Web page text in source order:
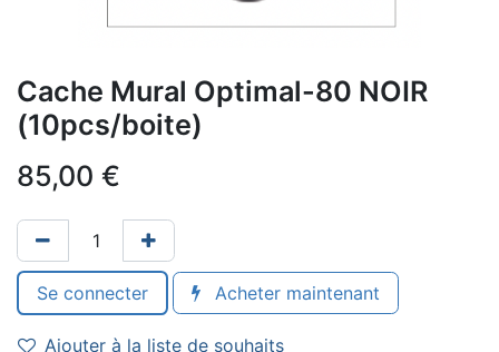
Cache Mural Optimal-80 NOIR
(10pcs/boite)
85,00 €
Se connecter Acheter maintenant
Ajouter à la liste de souhaits